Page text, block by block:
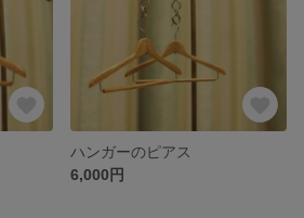
ハンガーのピアス
6,000円